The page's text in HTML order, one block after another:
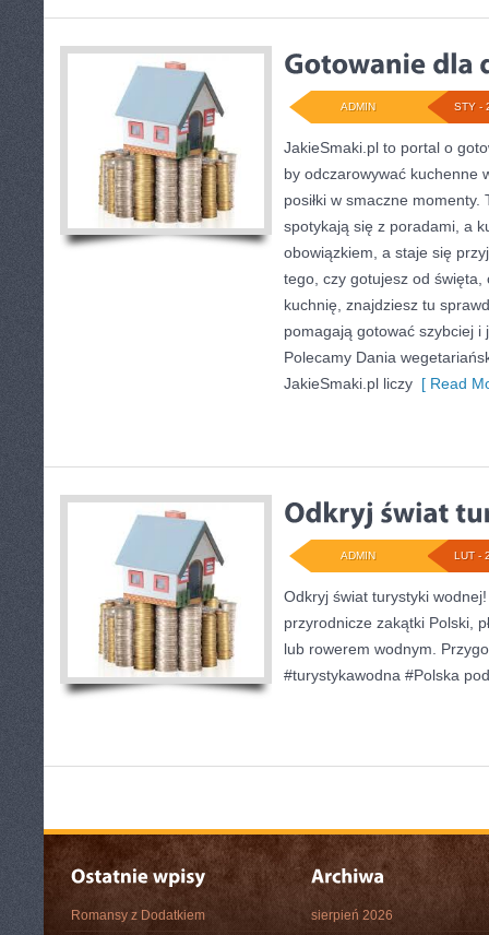
STY -
ADMIN
JakieSmaki.pl to portal o
by odczarowywać kuchenne
posiłki w smaczne
spotykają się z poradami, a
obowiązkiem, a staje się
tego, czy gotujesz od święta,
kuchnię, znajdziesz tu
pomagają gotować szybciej i
Polecamy Dania
JakieSmaki.pl liczy [ Read
LUT -
ADMIN
Odkryj świat turystyki
przyrodnicze zakątki Polski,
lub rowerem wodnym.
#turystykawodna #Polska
Romansy z Dodatkiem
sierpień 2026